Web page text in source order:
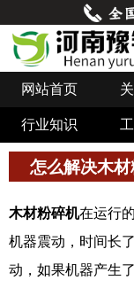
网站首页
行业知识
怎么解决木
木材粉碎机在运行
机器震动，时间长
动，如果机器产生